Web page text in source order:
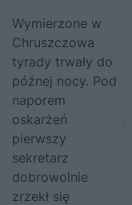
Wymierzone w
Chruszczowa
tyrady trwały do
późnej nocy. Pod
naporem
oskarżeń
pierwszy
sekretarz
dobrowolnie
zrzekł się